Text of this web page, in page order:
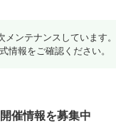
メンテナンスしています
情報をご確認ください。
催情報を募集中